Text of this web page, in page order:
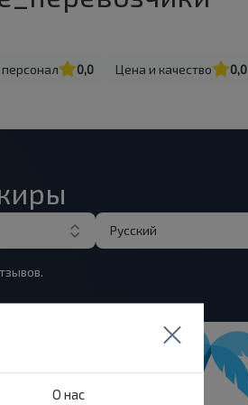
0,0 Цена и качество
0,0
Русский
О нас